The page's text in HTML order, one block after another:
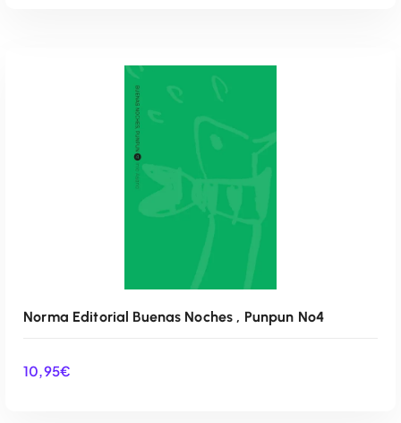
AÑADIR AL CARRITO
Norma Editorial Buenas Noches , Punpun Nº4
10,95€